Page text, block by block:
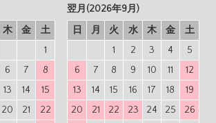
木 金
土
1
6 7
8
13 14
15
20 21 22
翌月(2026年9月)
日
月 火 水 木 金
土
1
2 3 4
5
6
7 8 9 10 11
12
13
14 15 16 17 18
19
20
21 22 23 24 25 26